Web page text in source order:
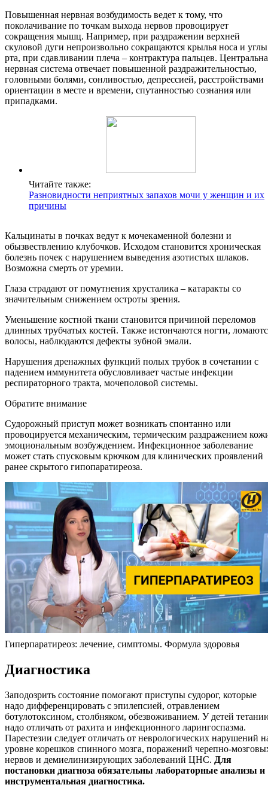
Повышенная нервная возбудимость ведет к тому, что
поколачивание по точкам выхода нервов провоцирует
сокращения мышц. Например, при раздражении верхней
скуловой дуги непроизвольно сокращаются крылья носа и углы
рта, при сдавливании плеча – контрактура пальцев.
нервная система отвечает повышенной раздражительностью,
головными болями, сонливостью, депрессией, расстройствами
ориентации в месте и времени, спутанностью сознания или
припадками.
Читайте также:
Разновидности неприятных запахов мочи у женщин и их
причины
Кальцинаты в почках ведут к мочекаменной болезни и
обызвествлению клубочков. Исходом становится хроническая
болезнь почек с нарушением выведения азотистых шлаков.
Возможна смерть от уремии.
Глаза страдают от помутнения хрусталика – катаракты со
значительным снижением остроты зрения.
Уменьшение костной ткани становится причиной переломов
длинных трубчатых костей. Также истончаются ногти,
волосы, наблюдаются дефекты зубной эмали.
Нарушения дренажных функций полых трубок в сочетании с
падением иммунитета обусловливает частые инфекции
респираторного тракта, мочеполовой системы.
Обратите внимание
Судорожный приступ может возникать спонтанно или
провоцируется механическим, термическим раздражением
эмоциональным возбуждением. Инфекционное заболевание
может стать спусковым крючком для клинических проявлений
ранее скрытого гипопаратиреоза.
Гиперпаратиреоз: лечение, симптомы. Формула здоровья
Диагностика
Заподозрить состояние помогают приступы судорог, которые
надо дифференцировать с эпилепсией, отравлением
ботулотоксином, столбняком, обезвоживанием. У детей
надо отличать от рахита и инфекционного ларингоспазма.
Парестезии следует отличать от неврологических нарушений
уровне корешков спинного мозга, поражений черепно-
нервов и демиелинизирующих заболеваний ЦНС. Для
постановки диагноза обязательны лабораторные анализы и
инструментальная диагностика.